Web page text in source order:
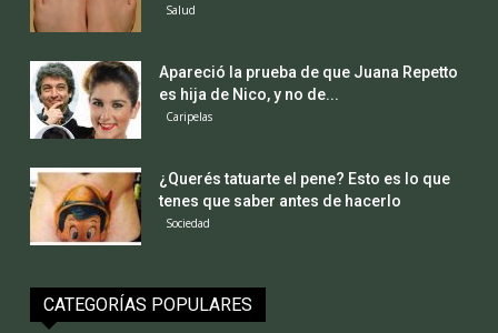
Salud
Apareció la prueba de que Juana Repetto
es hija de Nico, y no de...
Caripelas
¿Querés tatuarte el pene? Esto es lo que
tenes que saber antes de hacerlo
Sociedad
CATEGORÍAS POPULARES